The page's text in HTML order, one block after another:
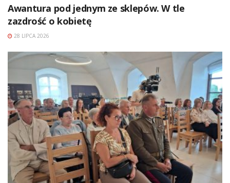
Awantura pod jednym ze sklepów. W tle
zazdrość o kobietę
28 LIPCA 2026